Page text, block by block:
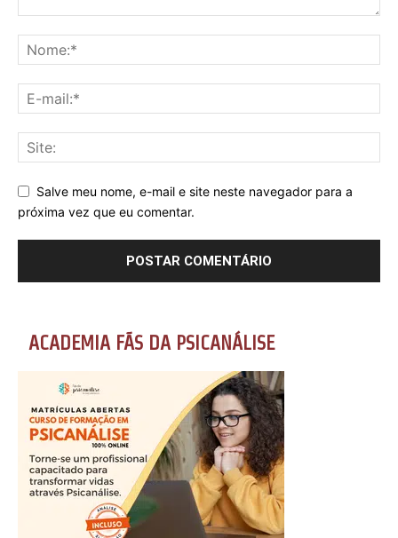
Salve meu nome, e-mail e site neste navegador para a
próxima vez que eu comentar.
ACADEMIA FÃS DA PSICANÁLISE